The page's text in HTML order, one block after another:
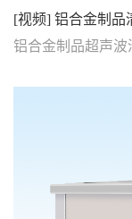
[视频] 铝合金制品
铝合金制品超声波